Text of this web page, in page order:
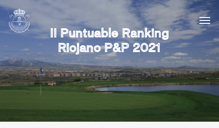
II Puntuable Ranking
Riojano P&P 2021